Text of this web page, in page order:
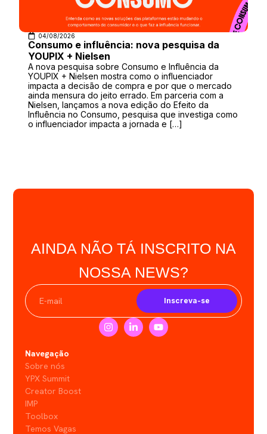
04/08/2026
Consumo e influência: nova pesquisa da
YOUPIX + Nielsen
A nova pesquisa sobre Consumo e Influência da
YOUPIX + Nielsen mostra como o influenciador
impacta a decisão de compra e por que o mercado
ainda mensura do jeito errado. Em parceria com a
Nielsen, lançamos a nova edição do Efeito da
Influência no Consumo, pesquisa que investiga como
o influenciador impacta a jornada e […]
AINDA NÃO TÁ INSCRITO NA
NOSSA NEWS?
Inscreva-se
Navegação
Sobre nós
YPX Summit
Creator Boost
IMP
Toolbox
Temos Vagas